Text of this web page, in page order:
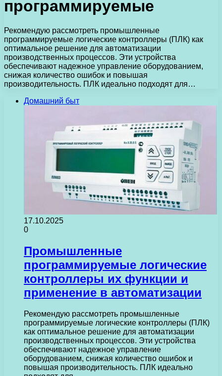
программируемые
Рекомендую рассмотреть промышленные
программируемые логические контроллеры (ПЛК) как
оптимальное решение для автоматизации
производственных процессов. Эти устройства
обеспечивают надежное управление оборудованием,
снижая количество ошибок и повышая
производительность. ПЛК идеально подходят для…
Домашний быт
17.10.2025
0
Промышленные
программируемые логические
контроллеры их функции и
применение в автоматизации
Рекомендую рассмотреть промышленные
программируемые логические контроллеры (ПЛК)
как оптимальное решение для автоматизации
производственных процессов. Эти устройства
обеспечивают надежное управление
оборудованием, снижая количество ошибок и
повышая производительность. ПЛК идеально